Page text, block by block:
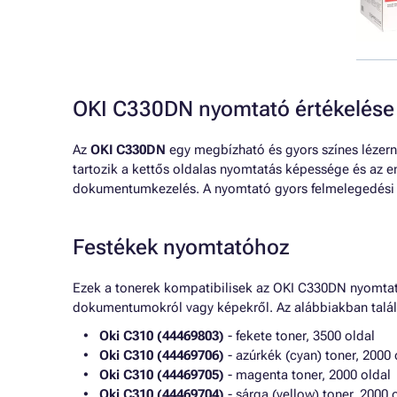
OKI C330DN nyomtató értékelése
Az OKI C330DN egy megbízható és gyors színes
tartozik a kettős oldalas nyomtatás képessége és az
dokumentumkezelés. A nyomtató gyors
Festékek nyomtatóhoz
Ezek a tonerek kompatibilisek az OKI C330DN
dokumentumokról vagy képekről. Az alábbiakban
Oki C310 (44469803) - fekete toner, 3500 oldal
Oki C310 (44469706) - azúrkék (cyan) toner, 2000
Oki C310 (44469705) - magenta toner, 2000 oldal